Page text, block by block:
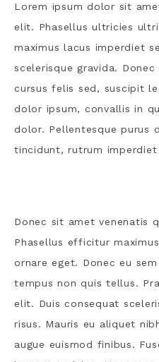
Lorem ipsum dolor sit
elit. Phasellus ultricies
maximus lacus imperdiet
scelerisque gravida.
cursus felis sed, suscipit
dolor ipsum, convallis in
dolor. Pellentesque purus
tincidunt, rutrum imperdiet
Donec sit amet venenatis
Phasellus efficitur
ornare eget. Donec eu
tempus non quis tellus.
elit. Duis consequat
risus. Mauris eu aliquet
augue euismod finibus.